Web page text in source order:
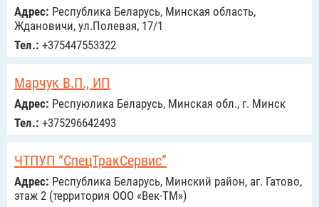
Адрес: Республика Беларусь, Минская область,
Ждановичи, ул.Полевая, 17/1
Тел.: +375447553322
Марчук В.П., ИП
Адрес: Респуюлика Беларусь, Минская обл., г. Минск
Тел.: +375296642493
ЧТПУП “СпецТракСервис”
Адрес: Республика Беларусь, Минский район, аг. Гатово,
этаж 2 (территория ООО «Век-ТМ»)